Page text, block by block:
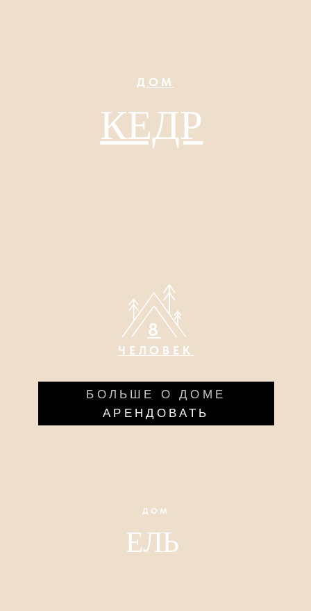
ЕЛЬ
ДОМ